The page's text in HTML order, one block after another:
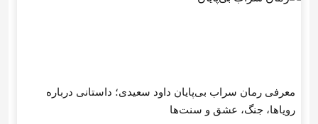
معرفی رمان سراب بی‌پایان داود سعیدی؛ داستانی درباره
رویاها، جنگ، عشق و سنت‌ها